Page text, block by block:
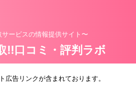
ービスの情報提供サイト〜
!!口コミ・評判ラボ
広告リンクが含まれております。